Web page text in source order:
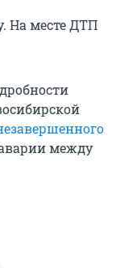
На месте ДТП
между